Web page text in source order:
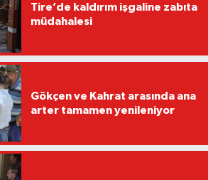
Tire’de kaldırım işgaline zabıta
müdahalesi
Gökçen ve Kahrat arasında ana
arter tamamen yenileniyor